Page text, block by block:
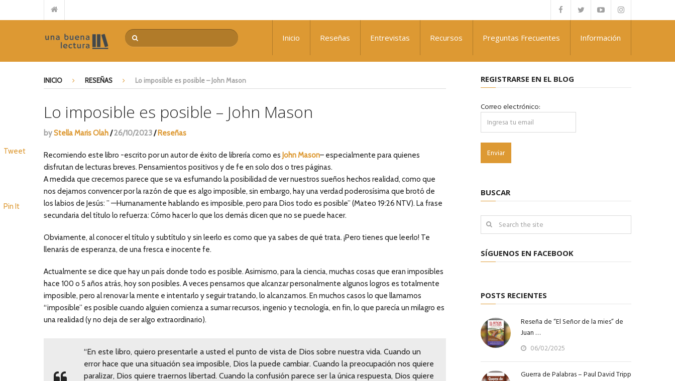
Reseña de “El Señor de la mies” de Juan Carlos Manzewitsch: ¿Qué nos falta para el avivamiento?
Guerra de Palabras – Paul David Tripp
El poder transformador de la devoción extrema – Mariano Sennewald
De la idea a la acción – Myles Munroe
El costo del discipulado – Dietrich Bonhoeffer
Repensando el futuro – Alberto Mottesi
Inicio Reseñas Entrevistas Recursos Preguntas Frecuentes Información
INICIO RESEÑAS Lo imposible es posible – John Mason
Lo imposible es posible – John Mason
byStella Maris Olah/26/10/2023/ Reseñas
Recomiendo este libro -escrito por un autor de éxito de librería como es John Mason– especialmente para quienes
disfrutan de lecturas breves. Pensamientos positivos y de fe en solo dos o tres páginas.
A medida que crecemos parece que se va esfumando la posibilidad de ver nuestros sueños hechos realidad, como que
nos dejamos convencer por la razón de que es algo imposible, sin embargo, hay una verdad poderosísima que brotó de
los labios de Jesús: ” —Humanamente hablando es imposible, pero para Dios todo es posible” (Mateo 19:26 NTV). La frase
secundaria del título lo refuerza: Cómo hacer lo que los demás dicen que no se puede hacer.
Obviamente, al conocer el título y subtítulo y sin leerlo es como que ya sabes de qué trata. ¡Pero tienes que leerlo! Te
llenarás de esperanza, de una fresca e inocente fe.
Actualmente se dice que hay un país donde todo es posible. Asimismo, para la ciencia, muchas cosas que eran imposibles
hace 100 o 5 años atrás, hoy son posibles. A veces pensamos que alcanzar personalmente algunos logros es totalmente
imposible, pero al renovar la mente e intentarlo y seguir tratando, lo alcanzamos. En muchos casos lo que llamamos
“imposible” es posible cuando alguien comienza a sumar recursos, ingenio y tecnología, en fin, lo que parecía un milagro es
una realidad (y no deja de ser algo extraordinario).
“En este libro, quiero presentarle a usted el punto de vista de Dios sobre nuestra vida. Cuando un
error hace que una situación sea imposible, Dios la puede cambiar. Cuando la preocupación nos quiere
paralizar, Dios quiere traernos libertad. Cuando la confusión parece ser la única respuesta, Dios quiere
Tweet
Pin It
REGISTRARSE EN EL BLOG
Correo electrónico:
BUSCAR
SÍGUENOS EN FACEBOOK
POSTS RECIENTES
Reseña de “El Señor de la mies” de
Juan …
06/02/2025
Guerra de Palabras – Paul David Tripp